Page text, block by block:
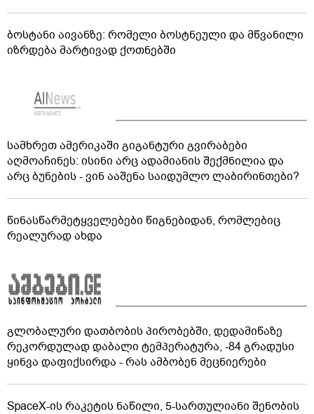
ბოსტანი აივანზე: რომელი ბოსტნეული და მწვანილი
იზრდება მარტივად ქოთნებში
სამხრეთ ამერიკაში გიგანტური გვირაბები
აღმოაჩინეს: ისინი არც ადამიანის შექმნილია და
არც ბუნების - ვინ ააშენა საიდუმლო ლაბირინთები?
წინასწარმეტყველებები წიგნებიდან, რომლებიც
რეალურად ახდა
გლობალური დათბობის პირობებში, დედამიწაზე
რეკორდულად დაბალი ტემპერატურა, -84 გრადუსი
ყინვა დაფიქსირდა - რას ამბობენ მეცნიერები
SpaceX-ის რაკეტის ნაწილი, 5-სართულიანი შენობის